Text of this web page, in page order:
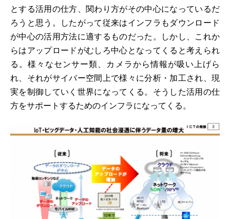
とする活用の仕方、関わり方がその中心になっているだ
ろうと思う。したがって従来はインフラもダウンロード
が中心の活用方法に適するものだった。しかし、これか
らはアップロードがむしろ中心となってくると考えられ
る。様々なセンサー類、カメラから情報が吸い上げら
れ、それがサイバー空間上で様々に分析・加工され、現
実を制御していく世界になってくる。そうした活用の仕
方をサポートするためのインフラになってくる。